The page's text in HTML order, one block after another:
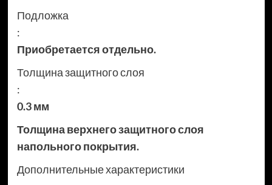
Подложка
:
Приобретается отдельно.
Толщина защитного слоя
:
0.3 мм
Толщина верхнего защитного слоя
напольного покрытия.
Дополнительные характеристики